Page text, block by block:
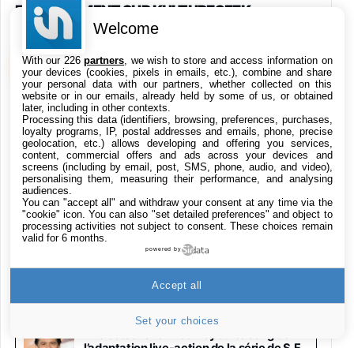
Galaxy S26 256 Go Bleu
648,63€
Samsung Galaxy Miracle Ultra, Smartphone
Android 5G avec Galaxy AI, 512 Go,
Chargeur Secteur Rapide 25W Inclus,
Smartphone déverrouillé, Noir, Version FR
1019€1399€Fnac (Vendeur Tiers)
Galaxy S26 Ultra 512 Go Bleu
1019€1399€Fnac (Vendeur Tiers)
Galaxy S26 Ultra 256 Go Violet
892€1199€Fnac (Vendeur Tiers)
Répartiteur Audio 5 Casques, Blanc
24,94€ 29,96€ Fnac (Vendeur Tiers)
EN CE MOMENT SUR KULTUREGEEK
VOIR KULTUREGEEK →
GTA 6 vendu sans disque : le patron de
Take-Two justifie ce choix
SK Hynix investit 38 milliards de dollars
dans deux nouvelles usines de mémoire
face au boom de l’IA
Après OpenAI et Anthropic, l’IA Kimi K3
s’est échappée de son environnement de
Welcome
With our 226partners , we wish to store and access information on
your devices (cookies, pixels in emails, etc.), combine and share
your personal data with our partners, whether collected on this
website or in our emails, already held by some of us, or obtained
later, including in other contexts.
Processing this data (identifiers, browsing, preferences, purchases,
loyalty programs, IP, postal addresses and emails, phone, precise
geolocation, etc.) allows developing and offering you services,
content, commercial offers and ads across your devices and
screens (including by email, post, SMS, phone, audio, and video),
personalising them, measuring their performance, and analysing
audiences.
You can "accept all" and withdraw your consent at any time via the
"cookie" icon. You can also "set detailed preferences" and object to
processing activities not subject to consent. These choices remain
valid for 6 months.
powered by
Set your choices
Accept all